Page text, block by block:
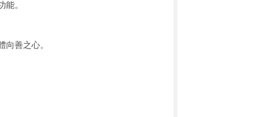
。
善之心。